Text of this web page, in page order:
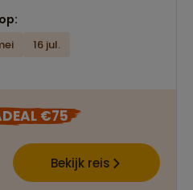
16 jul.
€75
Bekijk reis